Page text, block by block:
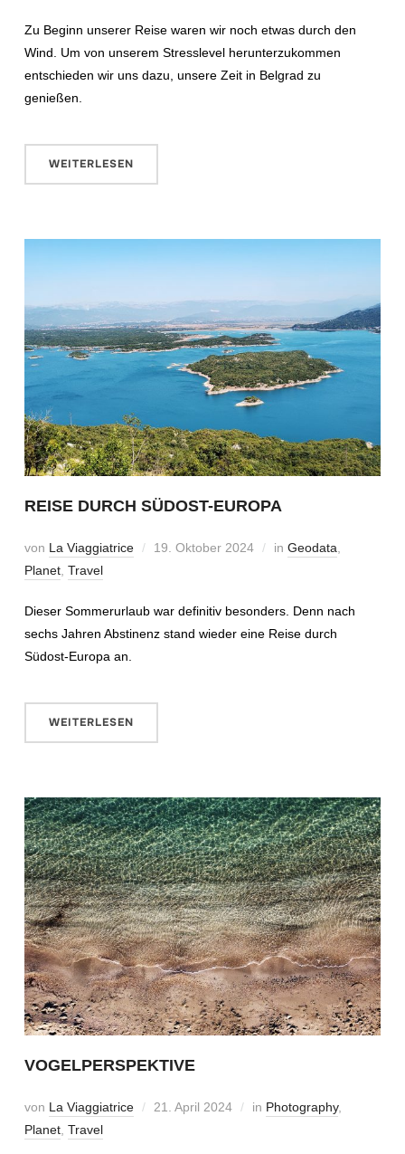
Zu Beginn unserer Reise waren wir noch etwas durch den
Wind. Um von unserem Stresslevel herunterzukommen
entschieden wir uns dazu, unsere Zeit in Belgrad zu
genießen.
WEITERLESEN
REISE DURCH SÜDOST-EUROPA
von La Viaggiatrice 19. Oktober 2024 in Geodata,
Planet, Travel
Dieser Sommerurlaub war definitiv besonders. Denn nach
sechs Jahren Abstinenz stand wieder eine Reise durch
Südost-Europa an.
WEITERLESEN
VOGELPERSPEKTIVE
von La Viaggiatrice 21. April 2024 in Photography,
Planet, Travel